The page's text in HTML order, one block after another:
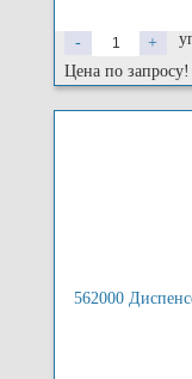
- +
Цена по запросу!
562000